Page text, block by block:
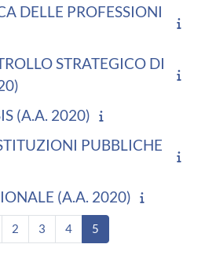
DELLE PROFESSIONI
STRATEGICO DI
(A.A. 2020)
PUBBLICHE
(A.A. 2020)
1
2Pagina 2
3Pagina 3
4Pagina 4
5Pagina 5